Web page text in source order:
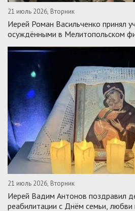
21 июль 2026, Вторник
Иерей Роман Васильченко принял
осуждёнными в Мелитопольском
21 июль 2026, Вторник
Иерей Вадим Антонов поздравил
реабилитации с Днём семьи, любви